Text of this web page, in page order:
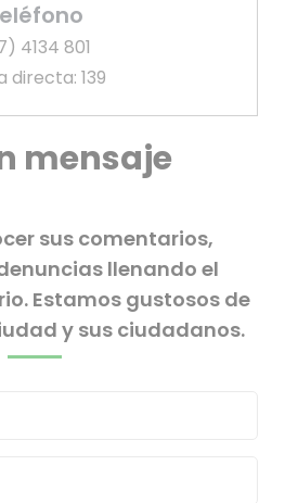
4134 801
directa: 139
mensaje
sus comentarios,
llenando el
Estamos gustosos de
y sus ciudadanos.